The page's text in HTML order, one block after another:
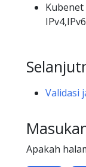
Validasi
Apakah